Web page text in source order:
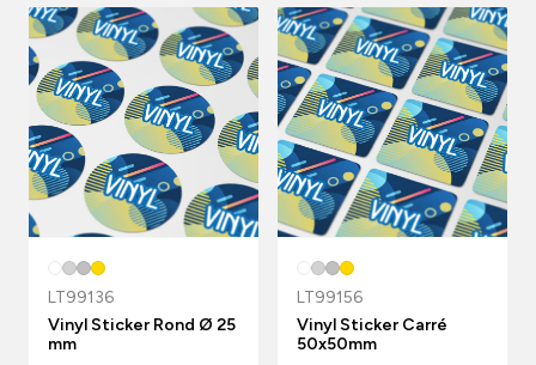
LT99136
Vinyl Sticker Rond Ø 25
mm
LT99156
Vinyl Sticker Carré
50x50mm